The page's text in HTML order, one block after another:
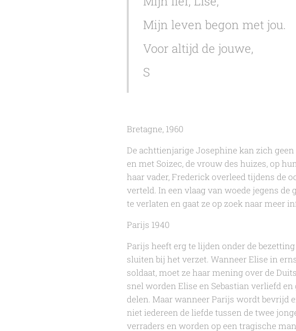
Mijn leven begon met jou.
Voor altijd de jouwe,
S
Bretagne, 1960
De achttienjarige Josephine kan zich
en met Soizec, de vrouw des huizes, op
haar vader, Frederick overleed tijdens de
verteld. In een vlaag van woede jegens
te verlaten en gaat ze op zoek naar meer
Parijs 1940
Parijs heeft erg te lijden onder de
sluiten bij het verzet. Wanneer Elise in
soldaat, moet ze haar mening over de
snel worden Elise en Sebastian verliefd
delen. Maar wanneer Parijs wordt bevrijd
niet iedereen de liefde tussen de twee
verraders en worden op een tragische